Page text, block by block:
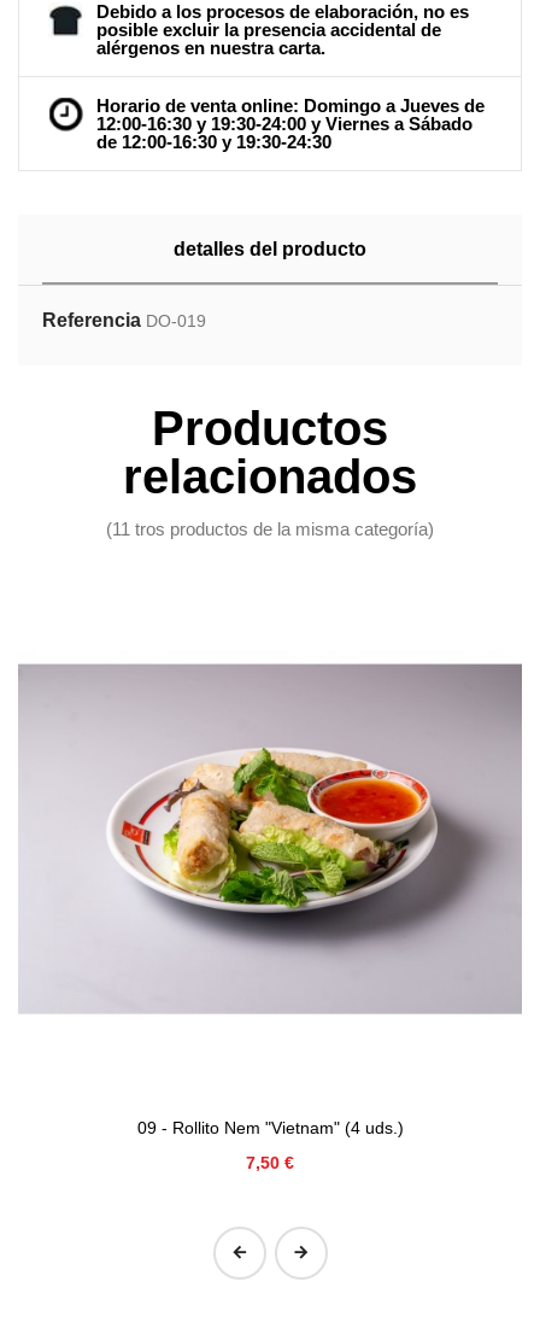
Debido a los procesos de elaboración, no es
posible excluir la presencia accidental de
alérgenos en nuestra carta.
Horario de venta online: Domingo a Jueves de
12:00-16:30 y 19:30-24:00 y Viernes a Sábado
de 12:00-16:30 y 19:30-24:30
detalles del producto
Referencia DO-019
Productos
relacionados
(11 tros productos de la misma categoría)
09 - Rollito Nem "Vietnam" (4 uds.)
Precio
7,50 €